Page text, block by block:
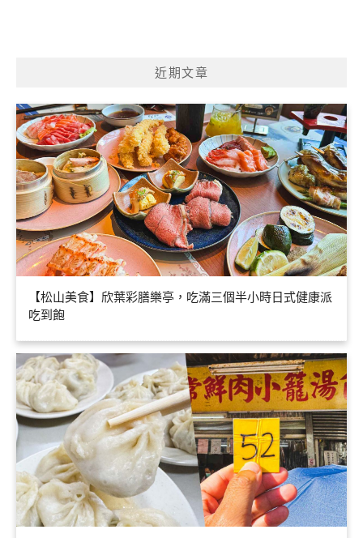
近期文章
【松山美食】欣葉彩膳樂亭，吃滿三個半小時日式健康派
吃到飽